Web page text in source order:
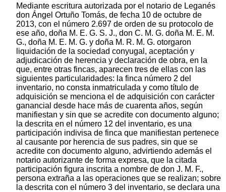
Mediante escritura autorizada por el notario de Leganés
don Ángel Ortuño Tomás, de fecha 10 de octubre de
2013, con el número 2.697 de orden de su protocolo de
ese año, doña M. E. G. S. J., don C. M. G. doña M. E. M.
G., doña M. E. M. G. y doña M. R. M. G. otorgaron
liquidación de la sociedad conyugal, aceptación y
adjudicación de herencia y declaración de obra, en la
que, entre otras fincas, aparecen tres de ellas con las
siguientes particularidades: la finca número 2 del
inventario, no consta inmatriculada y como título de
adquisición se menciona el de adquisición con carácter
ganancial desde hace más de cuarenta años, según
manifiestan y sin que se acredite con documento alguno;
la descrita en el número 12 del inventario, es una
participación indivisa de finca que manifiestan pertenece
al causante por herencia de sus padres, sin que se
acredite con documento alguno, advirtiendo además el
notario autorizante de forma expresa, que la citada
participación figura inscrita a nombre de don J. M. F.,
persona extraña a las operaciones que se realizan; sobre
la descrita con el número 3 del inventario, se declara una